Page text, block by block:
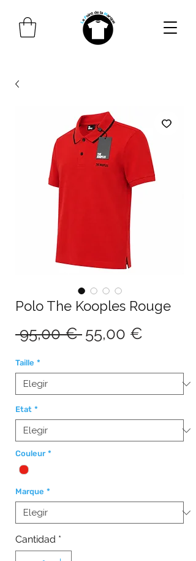
Polo The Kooples Rouge
95,00 € Precio
55,00 €
oferta
Taille *
Etat *
Couleur *
Marque *
Cantidad *